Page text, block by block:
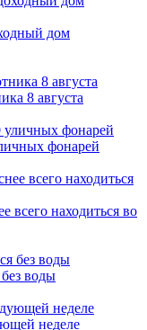
дом
8 августа
фонарей
всего находиться во
воды
неделе